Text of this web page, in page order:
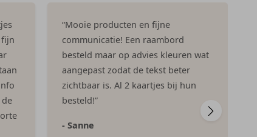
fijn
“Mooie producten en fijne
communicatie! Een raambord
besteld maar op advies kleuren wat
aangepast zodat de tekst beter
zichtbaar is. Al 2 kaartjes bij hun
besteld!”
- Sanne